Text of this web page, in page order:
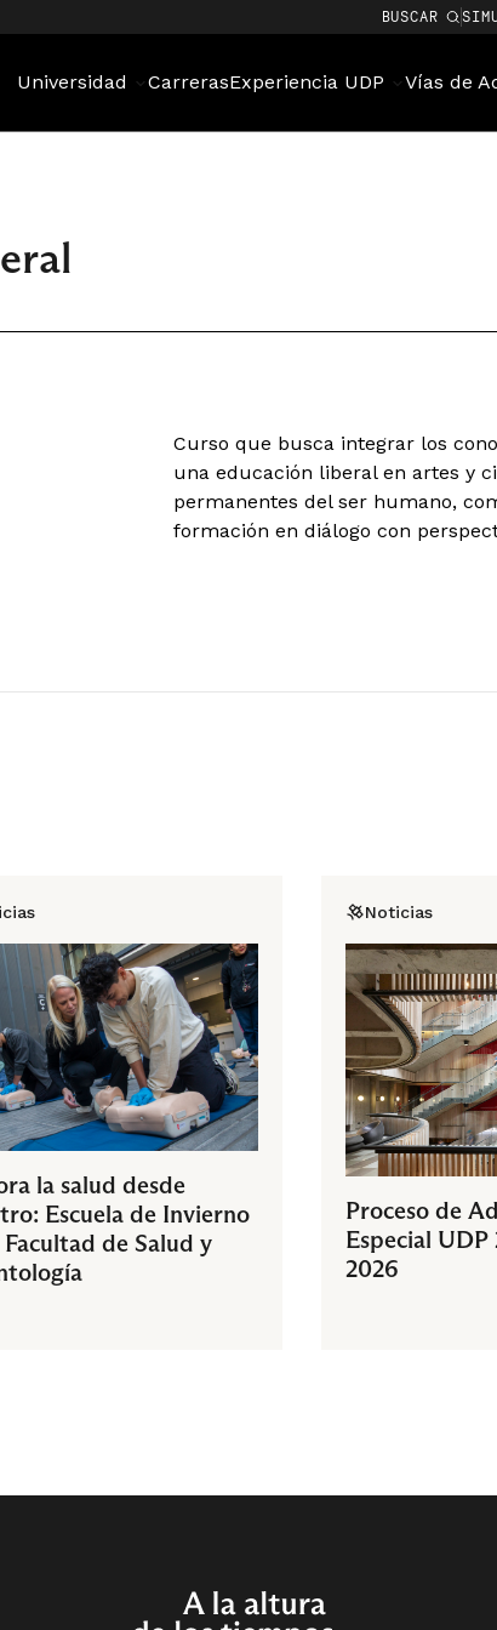
BUSCAR
Universidad CarrerasExperiencia UDP Vías de
Curso que busca integrar los
una educación liberal en artes y
permanentes del ser humano,
formación en diálogo con
la salud desde
Escuela de Invierno
de Salud y
Noticias
Proceso de
Especial UDP
2026